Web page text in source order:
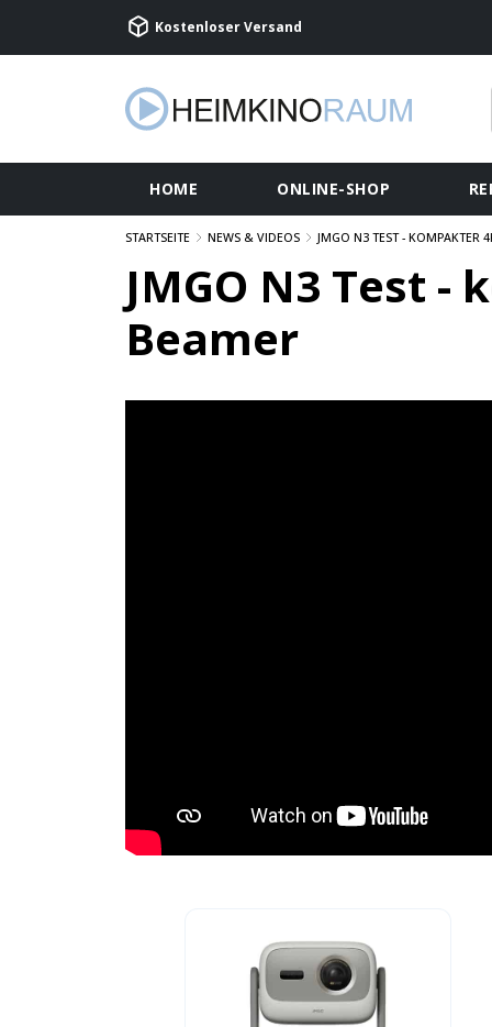
Kostenloser Versand
HOME ONLINE-SHOP
STARTSEITE NEWS & VIDEOS JMGO N3 TEST - KOMPAKTER
JMGO N3 Test -
Beamer